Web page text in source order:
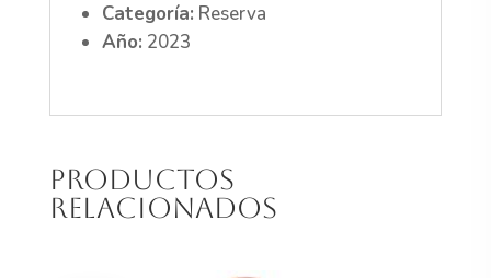
Categoría: Reserva
Año: 2023
Productos
relacionados